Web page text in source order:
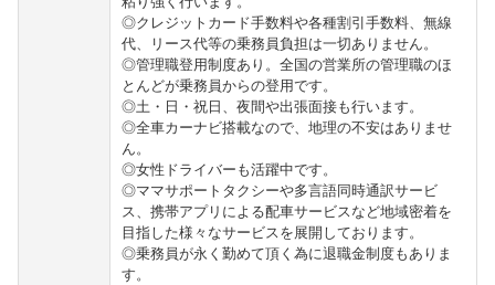
◎クレジットカード手数料や各種割引手数料、無線
代、リース代等の乗務員負担は一切ありません。
◎管理職登用制度あり。全国の営業所の管理職のほ
とんどが乗務員からの登用です。
◎土・日・祝日、夜間や出張面接も行います。
◎全車カーナビ搭載なので、地理の不安はありませ
ん。
◎女性ドライバーも活躍中です。
◎ママサポートタクシーや多言語同時通訳サービ
ス、携帯アプリによる配車サービスなど地域密着を
目指した様々なサービスを展開しております。
◎乗務員が永く勤めて頂く為に退職金制度もありま
す。